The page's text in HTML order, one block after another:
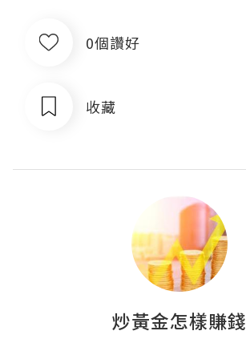
0個讚好
收藏
炒黃金怎樣賺錢